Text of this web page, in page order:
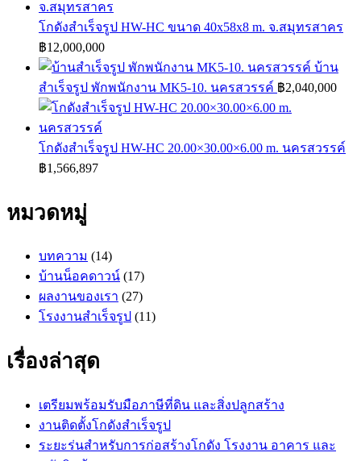
โกดังสำเร็จรูป HW-HC ขนาด 40x58x8 m. จ.สมุทรสาคร
฿12,000,000
บ้าน
สำเร็จรูป พักพนักงาน MK5-10. นครสวรรค์ ฿2,040,000
โกดังสำเร็จรูป HW-HC 20.00×30.00×6.00 m. นครสวรรค์
฿1,566,897
หมวดหมู่
บทความ (14)
บ้านน็อคดาวน์ (17)
ผลงานของเรา (27)
โรงงานสำเร็จรูป (11)
เรื่องล่าสุด
เตรียมพร้อมรับมือภาษีที่ดิน และสิ่งปลูกสร้าง
งานติดตั้งโกดังสำเร็จรูป
ระยะร่นสำหรับการก่อสร้างโกดัง โรงงาน อาคาร และ